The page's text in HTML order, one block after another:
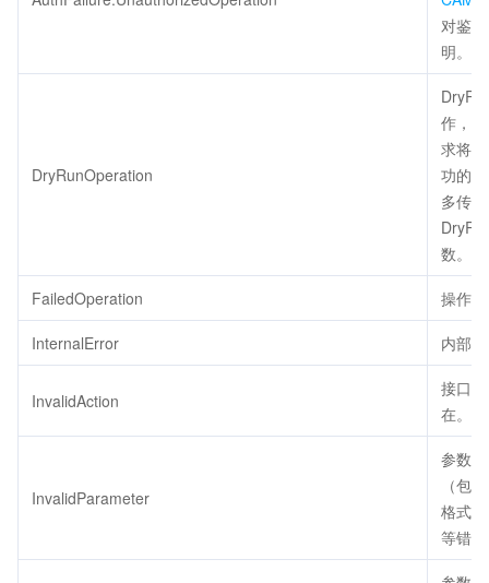
对鉴
明。
DryRunOperation
作，
求将
功的
多传了
数。
FailedOperation 操作
InternalError 内部
InvalidAction
接口
在。
InvalidParameter
参数
（包
格式
等错